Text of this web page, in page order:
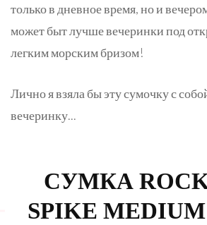
только в дневное время, но и
может быт лучше вечеринки под
легким морским бризом!
Лично я взяла бы эту сумочку с
вечеринку...
СУМКА
SPIKE